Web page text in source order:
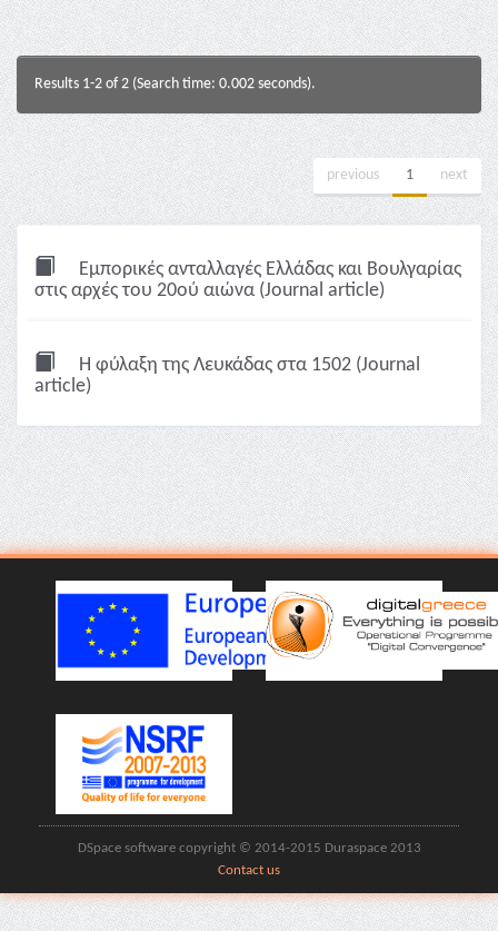
Results 1-2 of 2 (Search time: 0.002 seconds).
previous 1 next
Εμπορικές ανταλλαγές Ελλάδας και Βουλγαρίας
στις αρχές του 20ού αιώνα (Journal article)
Η φύλαξη της Λευκάδας στα 1502 (Journal
article)
DSpace software copyright © 2014-2015 Duraspace 2013
Contact us